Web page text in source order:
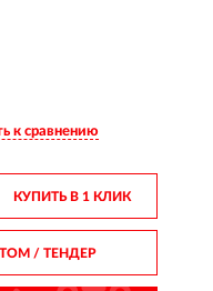
к сравнению
КУПИТЬ В 1 КЛИК
/ ТЕНДЕР